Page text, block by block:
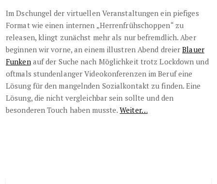
Im Dschungel der virtuellen Veranstaltungen ein piefiges
Format wie einen internen „Herrenfrühschoppen“ zu
releasen, klingt zunächst mehr als nur befremdlich. Aber
beginnen wir vorne, an einem illustren Abend dreierBlauer
Funkenauf der Suche nach Möglichkeit trotz Lockdown und
oftmals stundenlanger Videokonferenzen im Beruf eine
Lösung für den mangelnden Sozialkontakt zu finden. Eine
Lösung, die nicht vergleichbar sein sollte und den
besonderen Touch haben musste.Weiter…